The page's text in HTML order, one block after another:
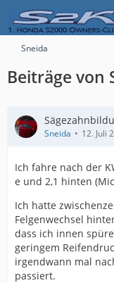
Sneida
Beiträge von
Sneida 12. Juli
Ich fahre nach der
e und 2,1 hinten
Ich hatte
Felgenwechsel
dass ich innen
geringem
irgendwann mal
passiert.